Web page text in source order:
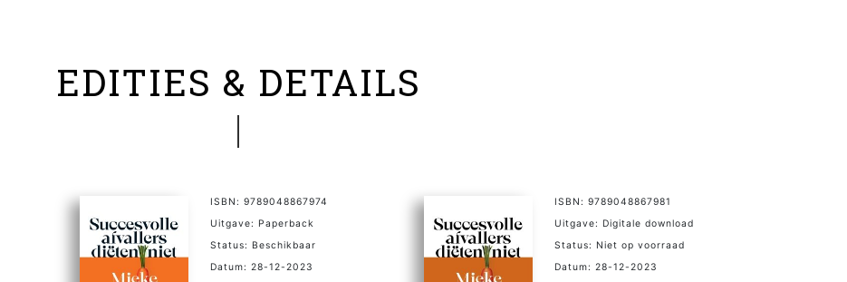
EDITIES & DETAILS
ISBN: 9789048867974
Uitgave: Paperback
Status: Beschikbaar
Datum: 28-12-2023
ISBN: 9789048867981
Uitgave: Digitale download
Status: Niet op voorraad
Datum: 28-12-2023